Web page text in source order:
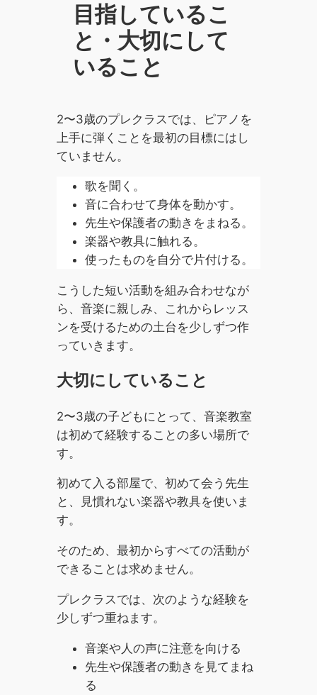
目指しているこ
と・大切にして
いること
2〜3歳のプレクラスでは、ピアノを
上手に弾くことを最初の目標にはし
ていません。
歌を聞く。
音に合わせて身体を動かす。
先生や保護者の動きをまねる。
楽器や教具に触れる。
使ったものを自分で片付ける。
こうした短い活動を組み合わせなが
ら、音楽に親しみ、これからレッス
ンを受けるための土台を少しずつ作
っていきます。
大切にしていること
2〜3歳の子どもにとって、音楽教室
は初めて経験することの多い場所で
す。
初めて入る部屋で、初めて会う先生
と、見慣れない楽器や教具を使いま
す。
そのため、最初からすべての活動が
できることは求めません。
プレクラスでは、次のような経験を
少しずつ重ねます。
音楽や人の声に注意を向ける
先生や保護者の動きを見てまね
る